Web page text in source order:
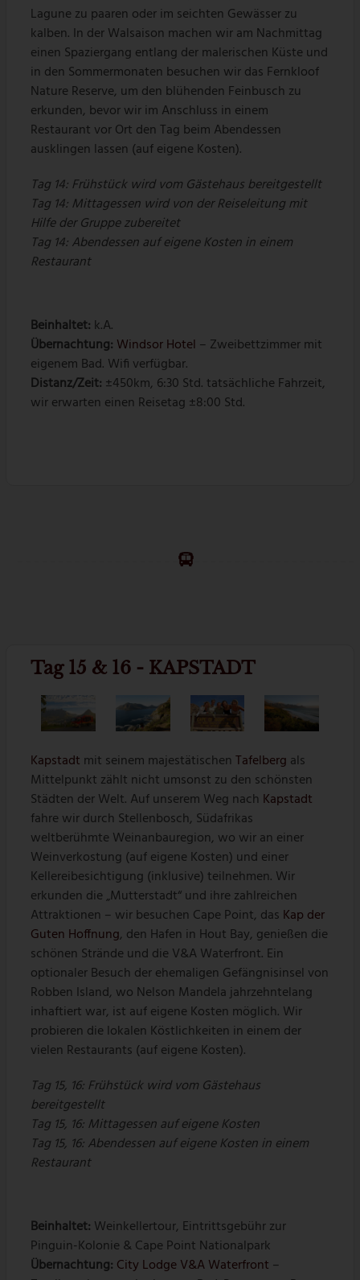
Lagune zu paaren oder im seichten Gewässer zu
kalben. In der Walsaison machen wir am Nachmittag
einen Spaziergang entlang der malerischen Küste und
in den Sommermonaten besuchen wir das Fernkloof
Nature Reserve, um den blühenden Feinbusch zu
erkunden, bevor wir im Anschluss in einem
Restaurant vor Ort den Tag beim Abendessen
ausklingen lassen (auf eigene Kosten).
Tag 14: Frühstück wird vom Gästehaus bereitgestellt
Tag 14: Mittagessen wird von der Reiseleitung mit
Hilfe der Gruppe zubereitet
Tag 14: Abendessen auf eigene Kosten in einem
Restaurant
Beinhaltet: k.A.
Übernachtung: Windsor Hotel – Zweibettzimmer mit
eigenem Bad. Wifi verfügbar.
Distanz/Zeit: ±450km, 6:30 Std. tatsächliche Fahrzeit,
wir erwarten einen Reisetag ±8:00 Std.
Tag 15 & 16 - KAPSTADT
Kapstadt mit seinem majestätischenTafelberg als
Mittelpunkt zählt nicht umsonst zu den schönsten
Städten der Welt. Auf unserem Weg nach Kapstadt
fahre wir durch Stellenbosch, Südafrikas
weltberühmte Weinanbauregion, wo wir an einer
Weinverkostung (auf eigene Kosten) und einer
Kellereibesichtigung (inklusive) teilnehmen. Wir
erkunden die „Mutterstadt“ und ihre zahlreichen
Attraktionen – wir besuchen Cape Point, das Kap der
Guten Hoffnung, den Hafen in Hout Bay, genießen die
schönen Strände und die V&A Waterfront. Ein
optionaler Besuch der ehemaligen Gefängnisinsel von
Robben Island, wo Nelson Mandela jahrzehntelang
inhaftiert war, ist auf eigene Kosten möglich. Wir
probieren die lokalen Köstlichkeiten in einem der
vielen Restaurants (auf eigene Kosten).
Tag 15, 16: Frühstück wird vom Gästehaus
bereitgestellt
Tag 15, 16: Mittagessen auf eigene Kosten
Tag 15, 16: Abendessen auf eigene Kosten in einem
Restaurant
Beinhaltet: Weinkellertour, Eintrittsgebühr zur
Pinguin-Kolonie & Cape Point Nationalpark
Übernachtung: City Lodge V&A Waterfront –